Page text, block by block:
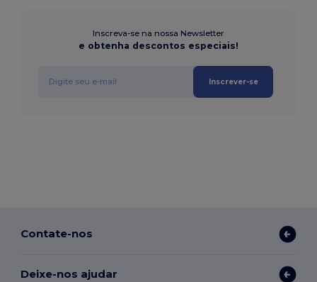
Inscreva-se na nossa Newsletter
e obtenha descontos especiais!
Inscrever-se
Contate-nos
Deixe-nos ajudar